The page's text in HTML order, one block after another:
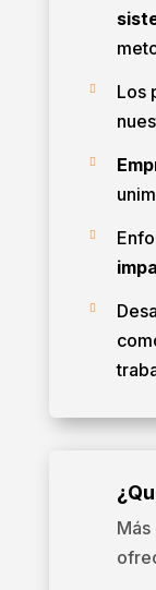

Los



Más